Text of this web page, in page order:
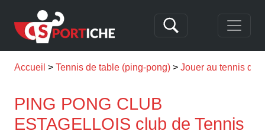
Accueil Tennis de table (ping-pong) Jouer au tennis de
PING PONG CLUB
ESTAGELLOIS club de Tennis